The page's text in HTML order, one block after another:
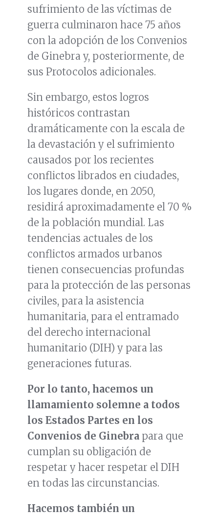
sufrimiento de las víctimas de
guerra culminaron hace 75 años
con la adopción de los Convenios
de Ginebra y, posteriormente, de
sus Protocolos adicionales.
Sin embargo, estos logros
históricos contrastan
dramáticamente con la escala de
la devastación y el sufrimiento
causados por los recientes
conflictos librados en ciudades,
los lugares donde, en 2050,
residirá aproximadamente el 70 %
de la población mundial. Las
tendencias actuales de los
conflictos armados urbanos
tienen consecuencias profundas
para la protección de las personas
civiles, para la asistencia
humanitaria, para el entramado
del derecho internacional
humanitario (DIH) y para las
generaciones futuras.
Por lo tanto, hacemos un
llamamiento solemne a todos
los Estados Partes en los
Convenios de Ginebra para que
cumplan su obligación de
respetar y hacer respetar el DIH
en todas las circunstancias.
Hacemos también un